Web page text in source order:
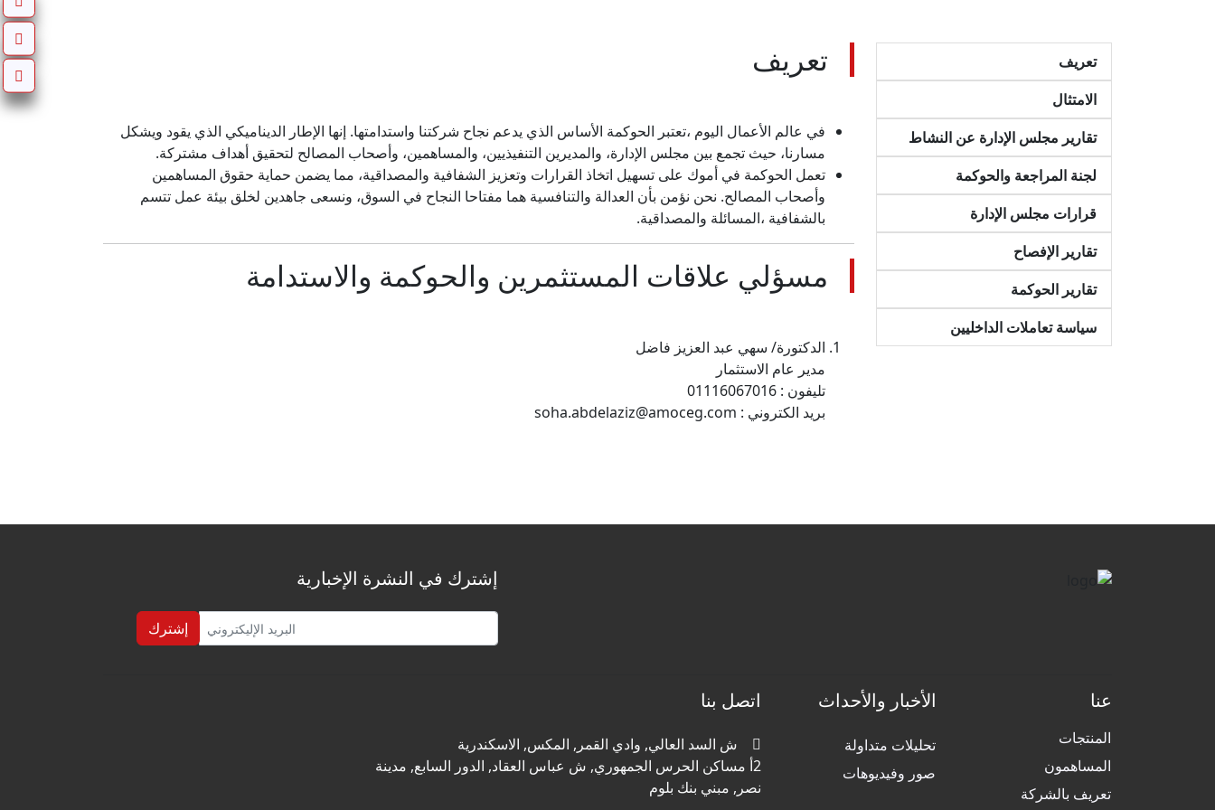
تعريف
الامتثال
تقارير مجلس الإدارة عن النشاط
لجنة المراجعة والحوكمة
قرارات مجلس الإدارة
تقارير الإفصاح
تقارير الحوكمة
سياسة تعاملات الداخليين
تعريف
في عالم الأعمال اليوم ،تعتبر الحوكمة الأساس الذي يدعم نجاح شركتنا واستدامتها. إنها الإطار الديناميكي الذي يقود ويشكل
مسارنا، حيث تجمع بين مجلس الإدارة، والمديرين التنفيذيين، والمساهمين، وأصحاب المصالح لتحقيق أهداف مشتركة.
تعمل الحوكمة في أموك على تسهيل اتخاذ القرارات وتعزيز الشفافية والمصداقية، مما يضمن حماية حقوق المساهمين
وأصحاب المصالح. نحن نؤمن بأن العدالة والتنافسية هما مفتاحا النجاح في السوق، ونسعى جاهدين لخلق بيئة عمل تتسم
بالشفافية ،المسائلة والمصداقية.
مسؤلي علاقات المستثمرين والحوكمة والاستدامة
الدكتورة/ سهي عبد العزيز فاضل
مدير عام الاستثمار
تليفون : 01116067016
بريد الكتروني : soha.abdelaziz@amoceg.com
إشترك في النشرة الإخبارية
إشترك
عنا
المنتجات
المساهمون
تعريف بالشركة
الأخبار والأحداث
تحليلات متداولة
صور وفيديوهات
اتصل بنا
ش السد العالي, وادي القمر, المكس, الاسكندرية
2أ مساكن الحرس الجمهوري, ش عباس العقاد, الدور السابع, مدينة
نصر, مبني بنك بلوم